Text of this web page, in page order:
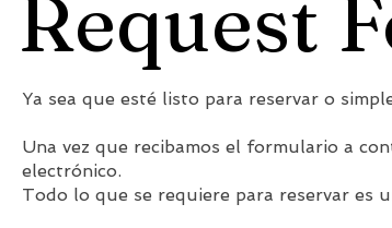
Request
Ya sea que esté listo para reservar o
Una vez que recibamos el formulario a
electrónico.
Todo lo que se requiere para reservar es